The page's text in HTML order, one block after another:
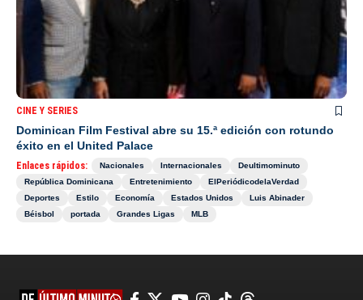
CINE Y SERIES
Dominican Film Festival abre su 15.ª edición con rotundo
éxito en el United Palace
Enlaces rápidos: Nacionales Internacionales
Deultimominuto
República Dominicana
Entretenimiento
ElPeriódicodelaVerdad
Deportes
Estilo Economía Estados Unidos
Luis Abinader
Béisbol
portada Grandes Ligas MLB